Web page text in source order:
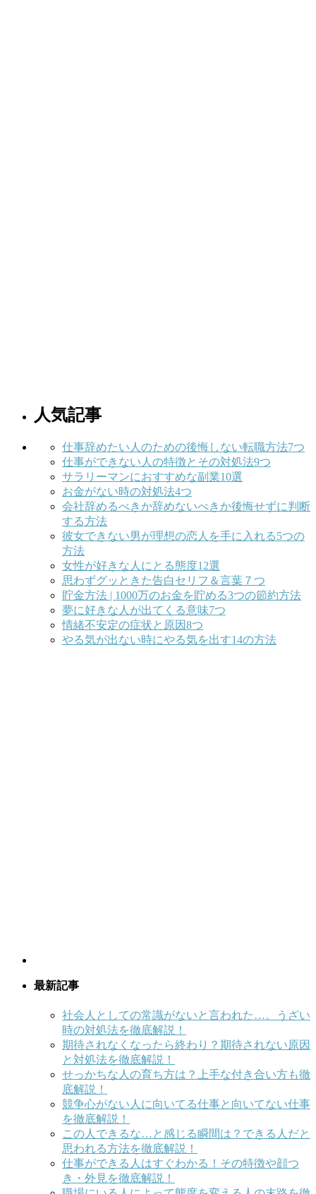
人気記事
仕事辞めたい人のための後悔しない転職方法7つ
仕事ができない人の特徴とその対処法9つ
サラリーマンにおすすめな副業10選
お金がない時の対処法4つ
会社辞めるべきか辞めないべきか後悔せずに判断
する方法
彼女できない男が理想の恋人を手に入れる5つの
方法
女性が好きな人にとる態度12選
思わずグッときた告白セリフ＆言葉７つ
貯金方法 | 1000万のお金を貯める3つの節約方法
夢に好きな人が出てくる意味7つ
情緒不安定の症状と原因8つ
やる気が出ない時にやる気を出す14の方法
最新記事
社会人としての常識がないと言われた…。うざい
時の対処法を徹底解説！
期待されなくなったら終わり？期待されない原因
と対処法を徹底解説！
せっかちな人の育ち方は？上手な付き合い方も徹
底解説！
競争心がない人に向いてる仕事と向いてない仕事
を徹底解説！
この人できるな…と感じる瞬間は？できる人だと
思われる方法を徹底解説！
仕事ができる人はすぐわかる！その特徴や顔つ
き・外見を徹底解説！